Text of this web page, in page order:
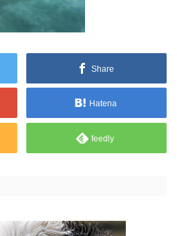
Share
Hatena
feedly